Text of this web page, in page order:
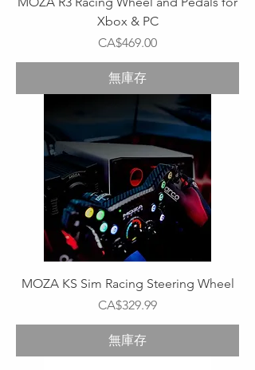
Xbox & PC
價格
CA$469.00
無庫存
MOZA KS Sim Racing Steering Wheel
價格
CA$329.99
無庫存